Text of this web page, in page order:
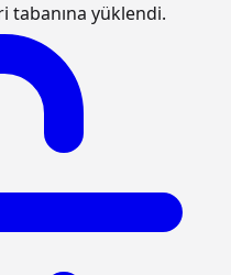
tabanına yüklendi.